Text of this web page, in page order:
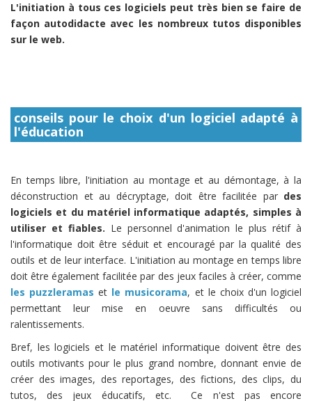
L'initiation à tous ces logiciels peut très bien se faire de
façon autodidacte avec les nombreux tutos disponibles
sur le web.
conseils pour le choix d'un logiciel adapté à
l'éducation
En temps libre, l'initiation au montage et au démontage, à la
déconstruction et au décryptage, doit être facilitée par des
logiciels et du matériel informatique adaptés, simples à
utiliser et fiables. Le personnel d'animation le plus rétif à
l'informatique doit être séduit et encouragé par la qualité des
outils et de leur interface. L'initiation au montage en temps libre
doit être également facilitée par des jeux faciles à créer, comme
les puzzleramas et le musicorama, et le choix d'un logiciel
permettant leur mise en oeuvre sans difficultés ou
ralentissements.
Bref, les logiciels et le matériel informatique doivent être des
outils motivants pour le plus grand nombre, donnant envie de
créer des images, des reportages, des fictions, des clips, du
tutos, des jeux éducatifs, etc. Ce n'est pas encore